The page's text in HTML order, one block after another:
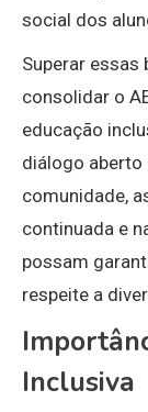
social dos
Superar essas
consolidar o
educação
diálogo aberto
comunidade,
continuada e
possam
respeite a
Inclusiva